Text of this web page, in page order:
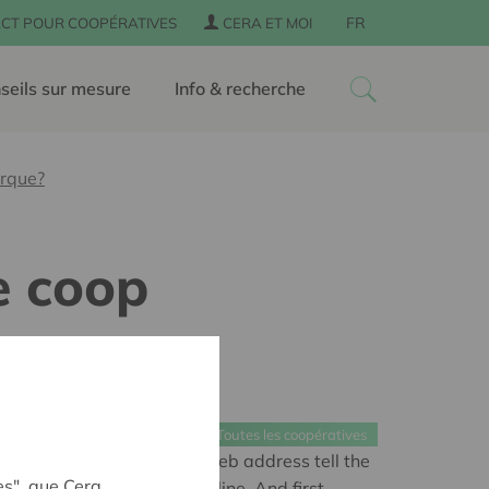
POUR COOPÉRATIVES CERA ET MOI FR
sur mesure Info & recherche
coop
Toutes les coopératives
after the dot in your web address tell the